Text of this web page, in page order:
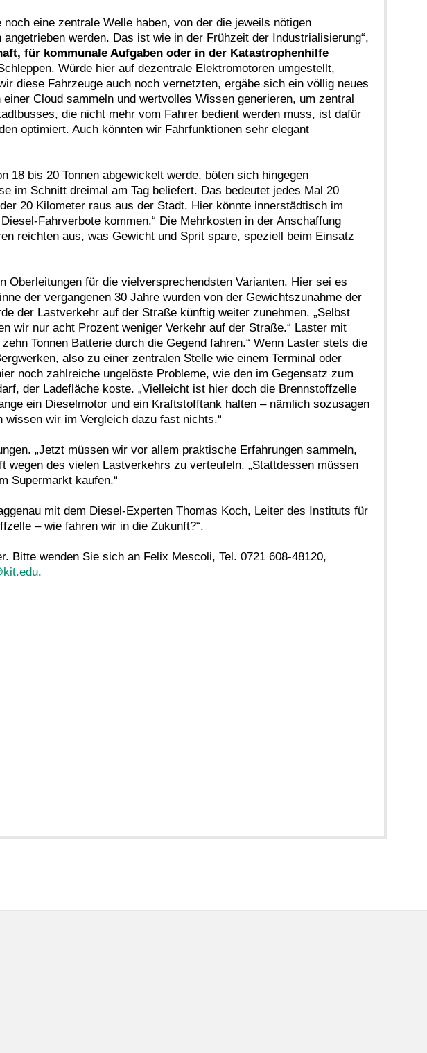
eine zentrale Welle haben, von der die jeweils nötigen
werden. Das ist wie in der Frühzeit der Industrialisierung“,
für kommunale Aufgaben oder in der Katastrophenhilfe
Würde hier auf dezentrale Elektromotoren umgestellt,
diese Fahrzeuge auch noch vernetzten, ergäbe sich ein völlig neues
Cloud sammeln und wertvolles Wissen generieren, um zentral
die nicht mehr vom Fahrer bedient werden muss, ist dafür
optimiert. Auch könnten wir Fahrfunktionen sehr elegant
18 bis 20 Tonnen abgewickelt werde, böten sich hingegen
im Schnitt dreimal am Tag beliefert. Das bedeutet jedes Mal 20
20 Kilometer raus aus der Stadt. Hier könnte innerstädtisch im
Fahrverbote kommen.“ Die Mehrkosten in der Anschaffung
reichten aus, was Gewicht und Sprit spare, speziell beim Einsatz
Oberleitungen für die vielversprechendsten Varianten. Hier sei es
der vergangenen 30 Jahre wurden von der Gewichtszunahme der
der Lastverkehr auf der Straße künftig weiter zunehmen. „Selbst
wir nur acht Prozent weniger Verkehr auf der Straße.“ Laster mit
Tonnen Batterie durch die Gegend fahren.“ Wenn Laster stets die
also zu einer zentralen Stelle wie einem Terminal oder
noch zahlreiche ungelöste Probleme, wie den im Gegensatz zum
der Ladefläche koste. „Vielleicht ist hier doch die Brennstoffzelle
ein Dieselmotor und ein Kraftstofftank halten – nämlich sozusagen
wir im Vergleich dazu fast nichts.“
„Jetzt müssen wir vor allem praktische Erfahrungen sammeln,
des vielen Lastverkehrs zu verteufeln. „Stattdessen müssen
Supermarkt kaufen.“
mit dem Diesel-Experten Thomas Koch, Leiter des Instituts für
– wie fahren wir in die Zukunft?“.
wenden Sie sich an Felix Mescoli, Tel. 0721 608-48120,
.